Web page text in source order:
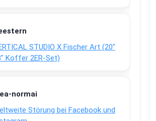
STUDIO X Fischer Art (20″
Koffer 2ER-Set)
normai
Störung bei Facebook und